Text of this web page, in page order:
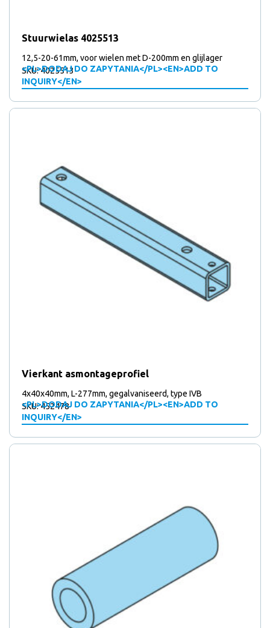
Stuurwielas 4025513
12,5-20-61mm, voor wielen met D-200mm en glijlager
<PL>DODAJ DO ZAPYTANIA</PL><EN>ADD TO
INQUIRY</EN>
SKU: 4025513
Vierkant asmontageprofiel
4x40x40mm, L-277mm, gegalvaniseerd, type IVB
<PL>DODAJ DO ZAPYTANIA</PL><EN>ADD TO
INQUIRY</EN>
SKU: 452478